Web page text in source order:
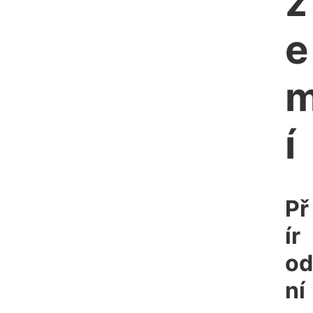
e
í
Př
ír
od
ní